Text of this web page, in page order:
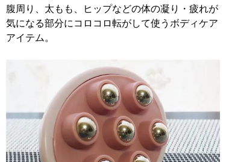
腹周り、太もも、ヒップなどの体の凝り・疲れが
気になる部分にコロコロ転がして使うボディケア
アイテム。